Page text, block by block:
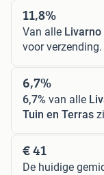
11,8%
Van alle Livarno
voor verzending.
6,7%
6,7% van alle
Tuin en Terras
€ 41
De huidige